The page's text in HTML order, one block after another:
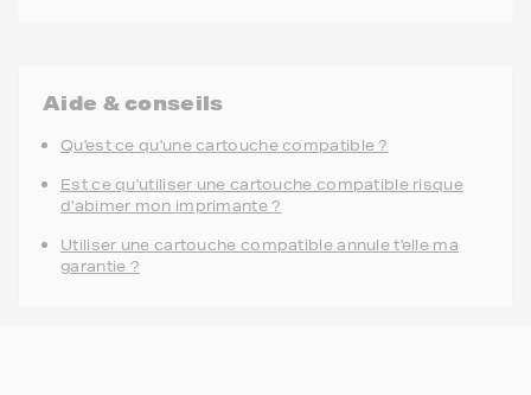
Aide & conseils
Qu'est ce qu'une cartouche compatible ?
Est ce qu'utiliser une cartouche compatible risque
d'abimer mon imprimante ?
Utiliser une cartouche compatible annule t'elle ma
garantie ?